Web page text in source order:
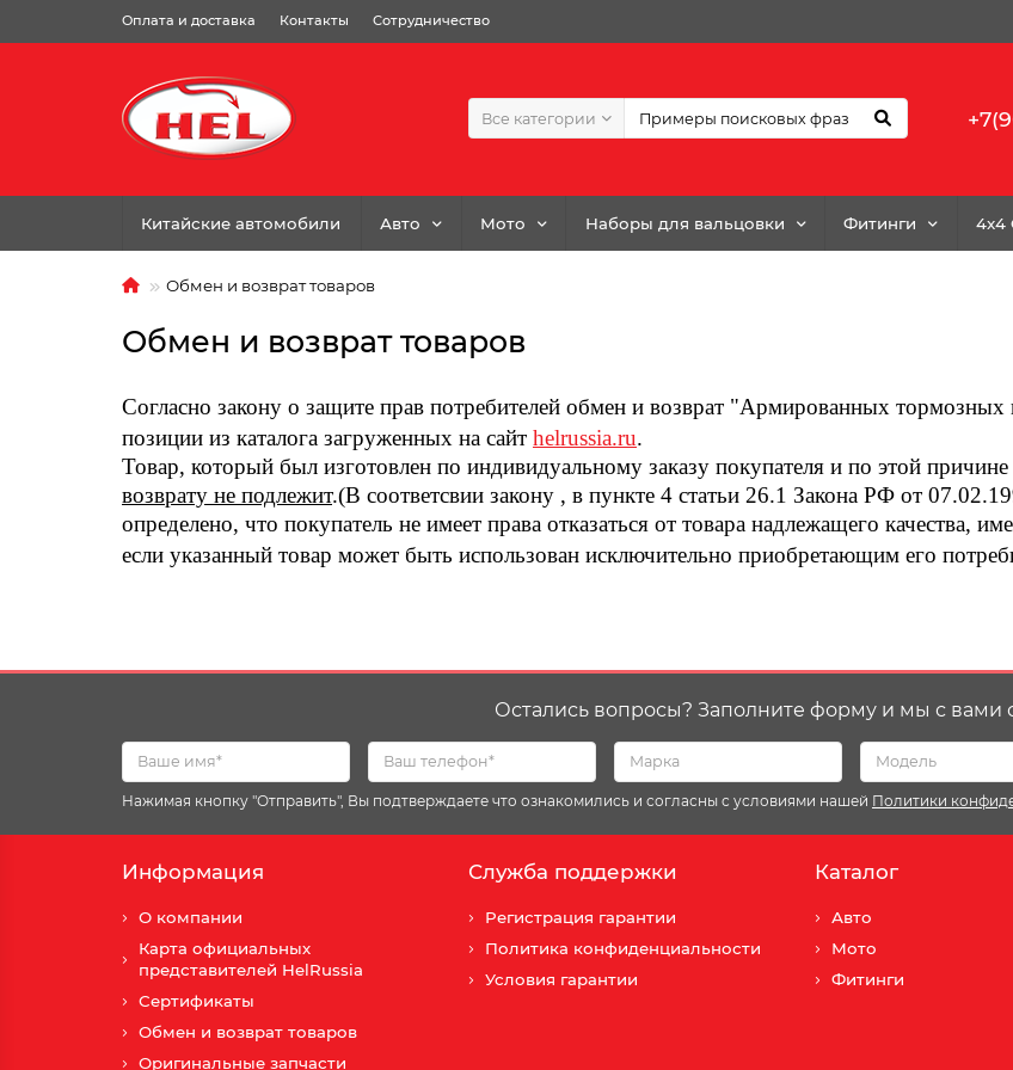
Оплата и доставка Контакты Сотрудничество
Все категории
Китайские автомобили Авто Мото Наборы для вальцовки Фитинги 4x4
Обмен и возврат товаров
Обмен и возврат товаров
Согласно закону о защите прав потребителей обмен и возврат "Армированных
позиции из каталога загруженных на сайт helrussia.ru.
Товар, который был изготовлен по индивидуальному заказу покупателя и по этой
возврату не подлежит.(В соответсвии закону , в пункте 4 статьи 26.1 Закона РФ от
определено, что покупатель не имеет права отказаться от товара надлежащего качества,
если указанный товар может быть использован исключительно приобретающим его
Остались вопросы? Заполните форму и мы с вами
Нажимая кнопку "Отправить", Вы подтверждаете что ознакомились и согласны с условиями нашей Политики
Информация
О компании
Карта официальных
представителей HelRussia
Сертификаты
Обмен и возврат товаров
Оригинальные запчасти
Служба поддержки
Регистрация гарантии
Политика конфиденциальности
Условия гарантии
Каталог
Авто
Мото
Фитинги